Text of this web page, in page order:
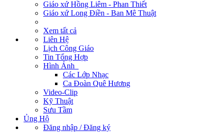
Giáo xứ Hồng Liêm - Phan Thiết
Giáo xứ Long Điền - Ban Mê Thuật
Xem tất cả
Liên Hệ
Lịch Công Giáo
Tin Tổng Hợp
Hình Ảnh
Các Lớp Nhạc
Ca Đoàn Quê Hương
Video-Clip
Kỹ Thuật
Sưu Tầm
Ủng Hộ
Đăng nhập / Đăng ký